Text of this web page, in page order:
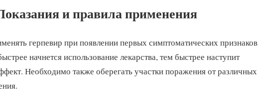
и правила применения
герпевир при появлении первых симптоматических признаков
начнется использование лекарства, тем быстрее наступит
Необходимо также оберегать участки поражения от различных